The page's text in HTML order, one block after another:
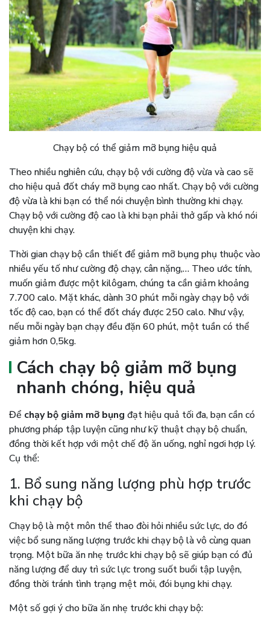
Chạy bộ có thể giảm mỡ bụng hiệu quả
Theo nhiều nghiên cứu, chạy bộ với cường độ vừa và cao sẽ
cho hiệu quả đốt cháy mỡ bụng cao nhất. Chạy bộ với cường
độ vừa là khi bạn có thể nói chuyện bình thường khi chạy.
Chạy bộ với cường độ cao là khi bạn phải thở gấp và khó nói
chuyện khi chạy.
Thời gian chạy bộ cần thiết để giảm mỡ bụng phụ thuộc vào
nhiều yếu tố như cường độ chạy, cân nặng,… Theo ước tính,
muốn giảm được một kilôgam, chúng ta cần giảm khoảng
7.700 calo. Mặt khác, dành 30 phút mỗi ngày chạy bộ với
tốc độ cao, bạn có thể đốt cháy được 250 calo. Như vậy,
nếu mỗi ngày bạn chạy đều đặn 60 phút, một tuần có thể
giảm hơn 0,5kg.
Cách chạy bộ giảm mỡ bụng
nhanh chóng, hiệu quả
Để chạy bộ giảm mỡ bụng đạt hiệu quả tối đa, bạn cần có
phương pháp tập luyện cũng như kỹ thuật chạy bộ chuẩn,
đồng thời kết hợp với một chế độ ăn uống, nghỉ ngơi hợp lý.
Cụ thể:
1. Bổ sung năng lượng phù hợp trước
khi chạy bộ
Chạy bộ là một môn thể thao đòi hỏi nhiều sức lực, do đó
việc bổ sung năng lượng trước khi chạy bộ là vô cùng quan
trọng. Một bữa ăn nhẹ trước khi chạy bộ sẽ giúp bạn có đủ
năng lượng để duy trì sức lực trong suốt buổi tập luyện,
đồng thời tránh tình trạng mệt mỏi, đói bụng khi chạy.
Một số gợi ý cho bữa ăn nhẹ trước khi chạy bộ: